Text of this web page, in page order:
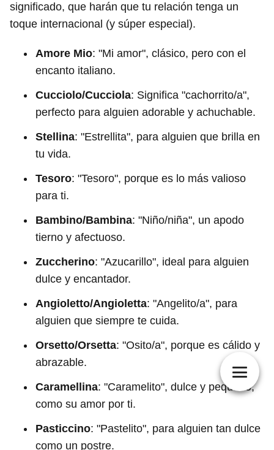
significado, que harán que tu relación tenga un
toque internacional (y súper especial).
Amore Mio: "Mi amor", clásico, pero con el
encanto italiano.
Cucciolo/Cucciola: Significa "cachorrito/a",
perfecto para alguien adorable y achuchable.
Stellina: "Estrellita", para alguien que brilla en
tu vida.
Tesoro: "Tesoro", porque es lo más valioso
para ti.
Bambino/Bambina: "Niño/niña", un apodo
tierno y afectuoso.
Zuccherino: "Azucarillo", ideal para alguien
dulce y encantador.
Angioletto/Angioletta: "Angelito/a", para
alguien que siempre te cuida.
Orsetto/Orsetta: "Osito/a", porque es cálido y
abrazable.
Caramellina: "Caramelito", dulce y pequeño,
como su amor por ti.
Pasticcino: "Pastelito", para alguien tan dulce
como un postre.